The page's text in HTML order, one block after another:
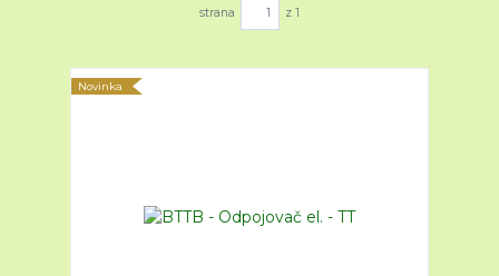
strana
z 1
Novinka